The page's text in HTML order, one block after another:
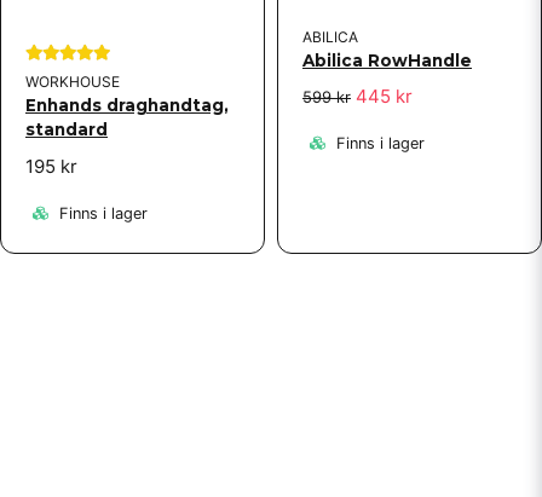
WORKHOUSE
Enhands draghandtag,
standard
195 kr
Finns i lager
ABILICA
Abilica RowHandle
599 kr 445 kr
Finns i lager